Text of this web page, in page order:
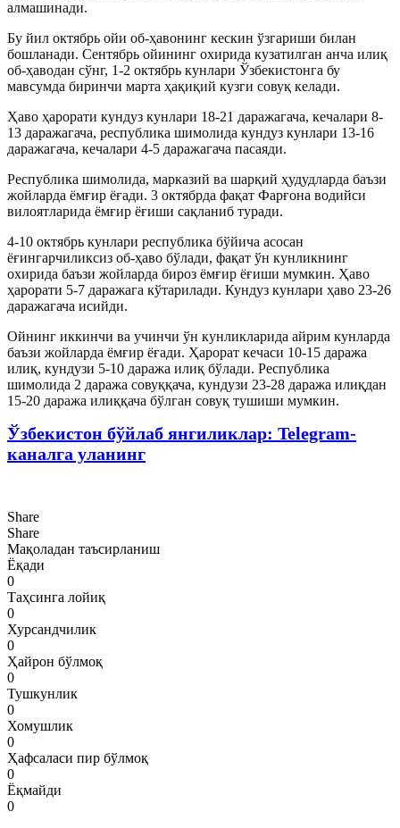
алмашинади.
Бу йил октябрь ойи об-ҳавонинг кескин ўзгариши билан
бошланади. Сентябрь ойининг охирида кузатилган анча илиқ
об-ҳаводан сўнг, 1-2 октябрь кунлари Ўзбекистонга бу
мавсумда биринчи марта ҳақиқий кузги совуқ келади.
Ҳаво ҳарорати кундуз кунлари 18-21 даражагача, кечалари 8-
13 даражагача, республика шимолида кундуз кунлари 13-16
даражагача, кечалари 4-5 даражагача пасаяди.
Республика шимолида, марказий ва шарқий ҳудудларда баъзи
жойларда ёмғир ёғади. 3 октябрда фақат Фарғона водийси
вилоятларида ёмғир ёғиши сақланиб туради.
4-10 октябрь кунлари республика бўйича асосан
ёғингарчиликсиз об-ҳаво бўлади, фақат ўн кунликнинг
охирида баъзи жойларда бироз ёмғир ёғиши мумкин. Ҳаво
ҳарорати 5-7 даражага кўтарилади. Кундуз кунлари ҳаво 23-26
даражагача исийди.
Ойнинг иккинчи ва учинчи ўн кунликларида айрим кунларда
баъзи жойларда ёмғир ёғади. Ҳарорат кечаси 10-15 даража
илиқ, кундузи 5-10 даража илиқ бўлади. Республика
шимолида 2 даража совуққача, кундузи 23-28 даража илиқдан
15-20 даража илиққача бўлган совуқ тушиши мумкин.
Ўзбекистон бўйлаб янгиликлар: Telegram-
каналга уланинг
Share
Share
Мақоладан таъсирланиш
Ёқади
0
Таҳсинга лойиқ
0
Хурсандчилик
0
Ҳайрон бўлмоқ
0
Тушкунлик
0
Хомушлик
0
Ҳафсаласи пир бўлмоқ
0
Ёқмайди
0